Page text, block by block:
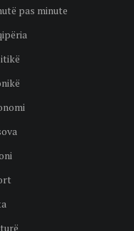
pas minute